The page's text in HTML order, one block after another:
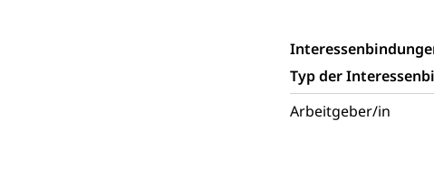
Typ der
Arbeitgeber/in
Gleichstellung
Diskriminierung,
Gleichstellung